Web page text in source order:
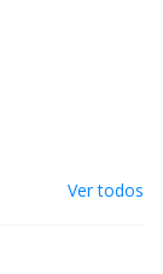
Ver todos